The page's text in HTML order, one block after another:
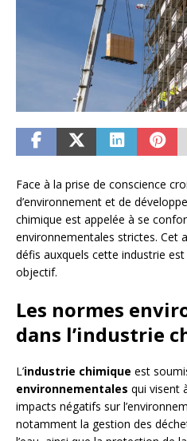
Face à la prise de conscience
d’environnement et de
chimique est appelée à se
environnementales strictes. Cet
défis auxquels cette industrie
objectif.
Les normes
dans l’industrie
L’industrie chimique est
environnementales qui visent
impacts négatifs sur
notamment la gestion des